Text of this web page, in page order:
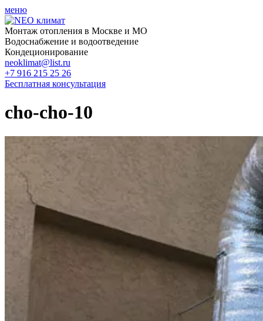
меню
Монтаж отопления в Москве и МО
Водоснабжение и водоотведение
Кондеционирование
neoklimat@list.ru
+7 916 215 25 26
Бесплатная консультация
cho-cho-10